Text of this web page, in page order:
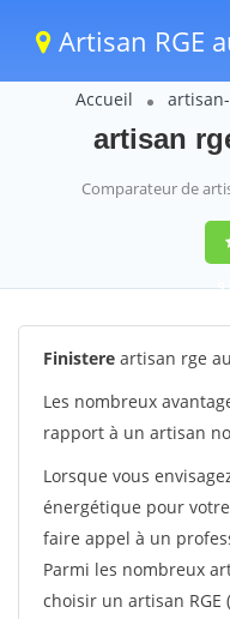
Artisan RGE
Accueil
artisan
Comparateur de
Finistere artisan rge
Les nombreux
rapport à un artisan
Lorsque vous
énergétique pour
faire appel à un
Parmi les nombreux
choisir un artisan RGE